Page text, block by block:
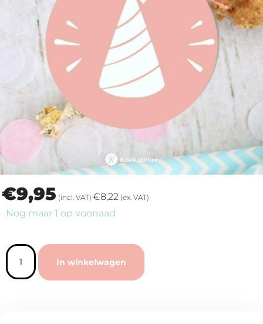
Producten
op
Maatwerk
Cursussen
Outlet
€9,95 (incl. VAT) €8,22 (ex. VAT)
Nog maar 1 op voorraad
In winkelwagen